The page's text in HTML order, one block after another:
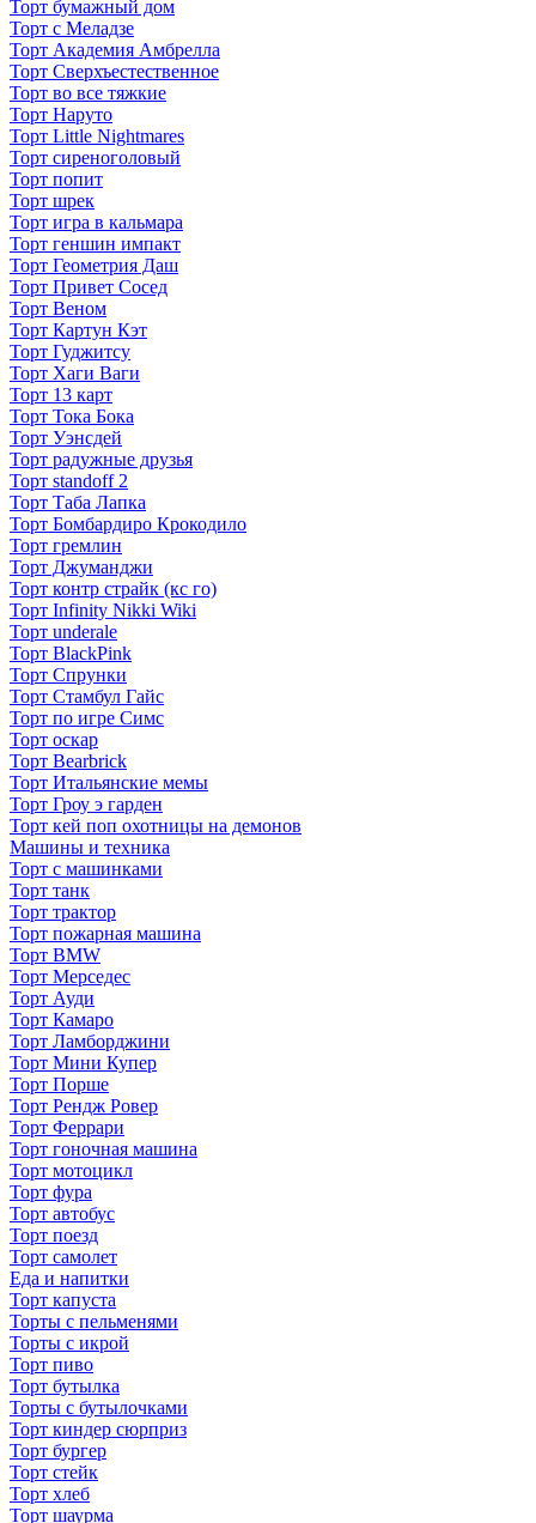
Торт бумажный дом
Торт с Меладзе
Торт Академия Амбрелла
Торт Сверхъестественное
Торт во все тяжкие
Торт Наруто
Торт Little Nightmares
Торт сиреноголовый
Торт попит
Торт шрек
Торт игра в кальмара
Торт геншин импакт
Торт Геометрия Даш
Торт Привет Сосед
Торт Веном
Торт Картун Кэт
Торт Гуджитсу
Торт Хаги Ваги
Торт 13 карт
Торт Тока Бока
Торт Уэнсдей
Торт радужные друзья
Торт standoff 2
Торт Таба Лапка
Торт Бомбардиро Крокодило
Торт гремлин
Торт Джуманджи
Торт контр страйк (кс го)
Торт Infinity Nikki Wiki
Торт underale
Торт BlackPink
Торт Спрунки
Торт Стамбул Гайс
Торт по игре Симс
Торт оскар
Торт Bearbrick
Торт Итальянские мемы
Торт Гроу э гарден
Торт кей поп охотницы на демонов
Машины и техника
Торт с машинками
Торт танк
Торт трактор
Торт пожарная машина
Торт BMW
Торт Мерседес
Торт Ауди
Торт Камаро
Торт Ламборджини
Торт Мини Купер
Торт Порше
Торт Рендж Ровер
Торт Феррари
Торт гоночная машина
Торт мотоцикл
Торт фура
Торт автобус
Торт поезд
Торт самолет
Еда и напитки
Торт капуста
Торты с пельменями
Торты с икрой
Торт пиво
Торт бутылка
Торты с бутылочками
Торт киндер сюрприз
Торт бургер
Торт стейк
Торт хлеб
Торт шаурма